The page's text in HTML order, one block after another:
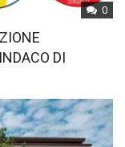
0
DI